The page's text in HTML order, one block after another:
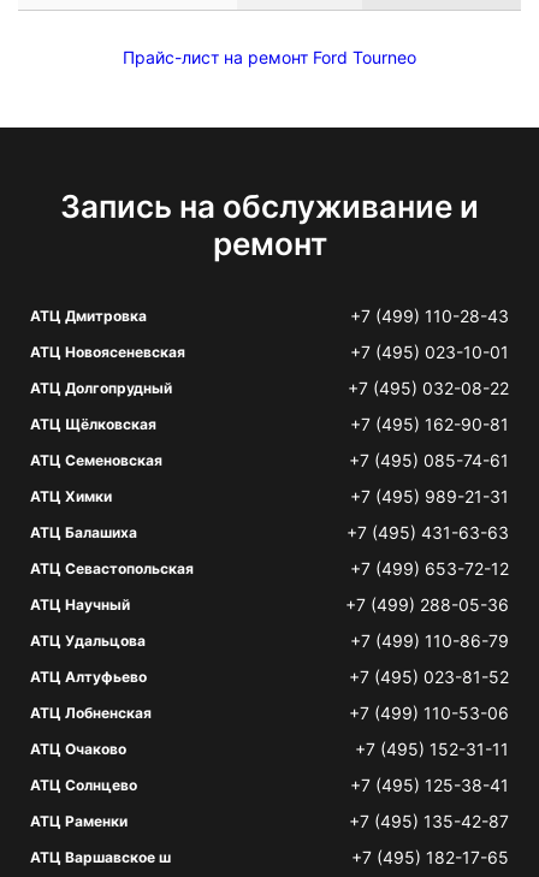
Прайс-лист на ремонт Ford Tourneo
Запись на обслуживание и
ремонт
АТЦ Дмитровка +7 (499) 110-28-43
АТЦ Новоясеневская +7 (495) 023-10-01
АТЦ Долгопрудный +7 (495) 032-08-22
АТЦ Щёлковская +7 (495) 162-90-81
АТЦ Семеновская +7 (495) 085-74-61
АТЦ Химки +7 (495) 989-21-31
АТЦ Балашиха +7 (495) 431-63-63
АТЦ Севастопольская +7 (499) 653-72-12
АТЦ Научный +7 (499) 288-05-36
АТЦ Удальцова +7 (499) 110-86-79
АТЦ Алтуфьево +7 (495) 023-81-52
АТЦ Лобненская +7 (499) 110-53-06
АТЦ Очаково +7 (495) 152-31-11
АТЦ Солнцево +7 (495) 125-38-41
АТЦ Раменки +7 (495) 135-42-87
АТЦ Варшавское ш +7 (495) 182-17-65